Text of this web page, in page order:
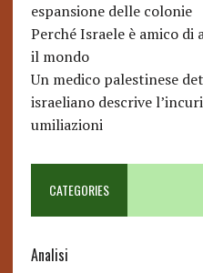
espansione delle colonie
Perché Israele è amico
il mondo
Un medico palestinese
israeliano descrive
umiliazioni
CATEGORIES
Analisi